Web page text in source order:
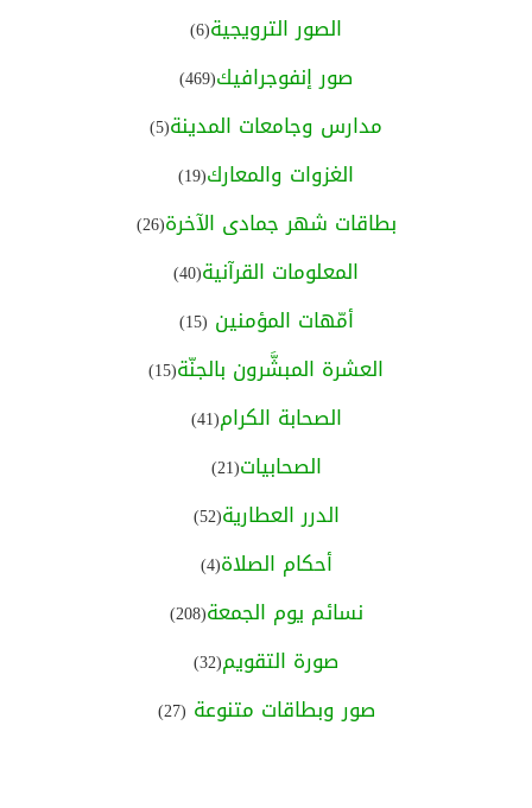
الصور الترويجية(6)
صور إنفوجرافيك(469)
مدارس وجامعات المدينة(5)
الغزوات والمعارك(19)
بطاقات شهر جمادى الآخرة(26)
المعلومات القرآنية(40)
أمّهات المؤمنين (15)
العشرة المبشَّرون بالجنّة(15)
الصحابة الكرام(41)
الصحابيات(21)
الدرر العطارية(52)
أحكام الصلاة(4)
نسائم يوم الجمعة(208)
صورة التقويم(32)
صور وبطاقات متنوعة (27)